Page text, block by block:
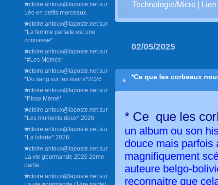
victoire.antoux@laposte.net sur
Léo en petits morceaux.
victoire.antoux@laposte.net sur
*La femme parfaite est une
connasse*.
victoire.antoux@laposte.net sur
*#Les Mémés*
victoire.antoux@laposte.net sur
*Du sang sur les mains*2026
victoire.antoux@laposte.net sur
*Pisse Mémé*
victoire.antoux@laposte.net sur
*Les moments doux* 2026
victoire.antoux@laposte.net sur
*La loterie* 2026
victoire.antoux@laposte.net sur
La vie gourmande 2026 2ème
partie .
victoire.antoux@laposte.net sur
Technologie/Micro
02/05/2025
*Ce que les corbeaux
* Ce que les
un album ou son
douce mais parfois
magnifiquement
auteure belgo-
reconnaitre que